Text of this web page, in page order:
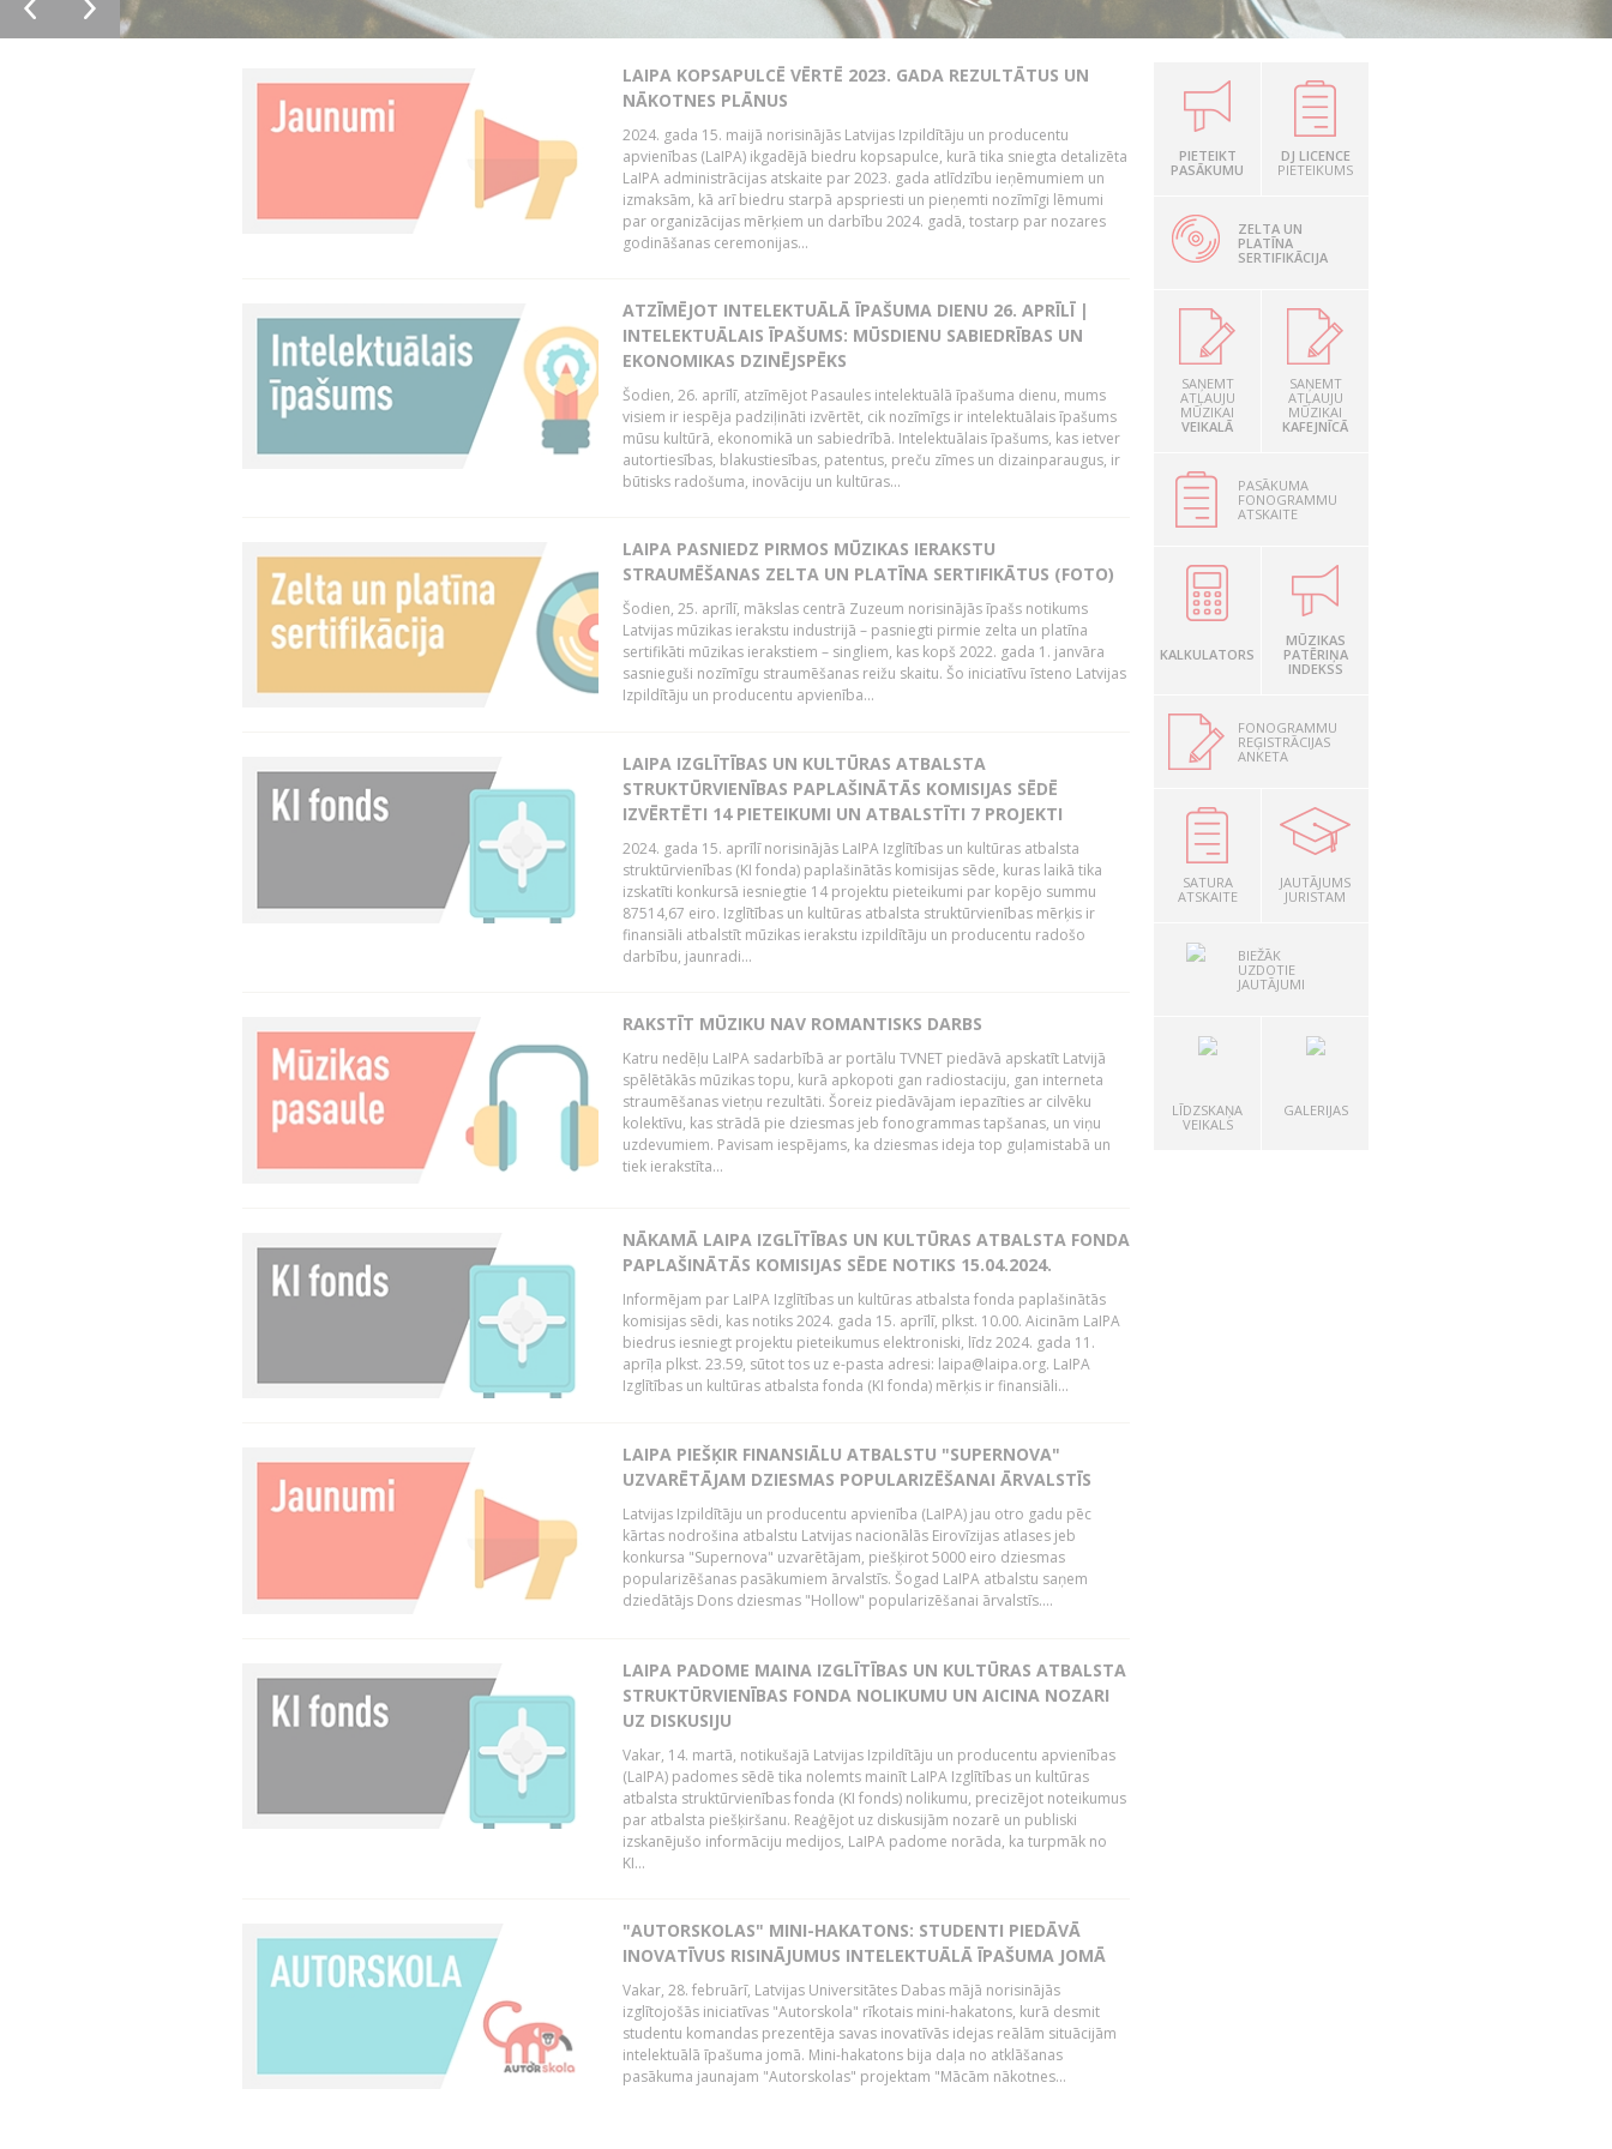
LAIPA KOPSAPULCĒ VĒRTĒ 2023. GADA REZULTĀTUS UN
NĀKOTNES PLĀNUS
2024. gada 15. maijā norisinājās Latvijas Izpildītāju un producentu
apvienības (LaIPA) ikgadējā biedru kopsapulce, kurā tika sniegta detalizēta
LaIPA administrācijas atskaite par 2023. gada atlīdzību ieņēmumiem un
izmaksām, kā arī biedru starpā apspriesti un pieņemti nozīmīgi lēmumi
par organizācijas mērķiem un darbību 2024. gadā, tostarp par nozares
godināšanas ceremonijas...
ATZĪMĒJOT INTELEKTUĀLĀ ĪPAŠUMA DIENU 26. APRĪLĪ |
INTELEKTUĀLAIS ĪPAŠUMS: MŪSDIENU SABIEDRĪBAS UN
EKONOMIKAS DZINĒJSPĒKS
Šodien, 26. aprīlī, atzīmējot Pasaules intelektuālā īpašuma dienu, mums
visiem ir iespēja padziļināti izvērtēt, cik nozīmīgs ir intelektuālais īpašums
mūsu kultūrā, ekonomikā un sabiedrībā. Intelektuālais īpašums, kas ietver
autortiesības, blakustiesības, patentus, preču zīmes un dizainparaugus, ir
būtisks radošuma, inovāciju un kultūras...
LAIPA PASNIEDZ PIRMOS MŪZIKAS IERAKSTU
STRAUMĒŠANAS ZELTA UN PLATĪNA SERTIFIKĀTUS (FOTO)
Šodien, 25. aprīlī, mākslas centrā Zuzeum norisinājās īpašs notikums
Latvijas mūzikas ierakstu industrijā – pasniegti pirmie zelta un platīna
sertifikāti mūzikas ierakstiem – singliem, kas kopš 2022. gada 1. janvāra
sasnieguši nozīmīgu straumēšanas reižu skaitu. Šo iniciatīvu īsteno Latvijas
Izpildītāju un producentu apvienība...
LAIPA IZGLĪTĪBAS UN KULTŪRAS ATBALSTA
STRUKTŪRVIENĪBAS PAPLAŠINĀTĀS KOMISIJAS SĒDĒ
IZVĒRTĒTI 14 PIETEIKUMI UN ATBALSTĪTI 7 PROJEKTI
2024. gada 15. aprīlī norisinājās LaIPA Izglītības un kultūras atbalsta
struktūrvienības (KI fonda) paplašinātās komisijas sēde, kuras laikā tika
izskatīti konkursā iesniegtie 14 projektu pieteikumi par kopējo summu
87514,67 eiro. Izglītības un kultūras atbalsta struktūrvienības mērķis ir
finansiāli atbalstīt mūzikas ierakstu izpildītāju un producentu radošo
darbību, jaunradi...
RAKSTĪT MŪZIKU NAV ROMANTISKS DARBS
Katru nedēļu LaIPA sadarbībā ar portālu TVNET piedāvā apskatīt Latvijā
spēlētākās mūzikas topu, kurā apkopoti gan radiostaciju, gan interneta
straumēšanas vietņu rezultāti. Šoreiz piedāvājam iepazīties ar cilvēku
kolektīvu, kas strādā pie dziesmas jeb fonogrammas tapšanas, un viņu
uzdevumiem. Pavisam iespējams, ka dziesmas ideja top guļamistabā un
tiek ierakstīta...
NĀKAMĀ LAIPA IZGLĪTĪBAS UN KULTŪRAS ATBALSTA FONDA
PAPLAŠINĀTĀS KOMISIJAS SĒDE NOTIKS 15.04.2024.
Informējam par LaIPA Izglītības un kultūras atbalsta fonda paplašinātās
komisijas sēdi, kas notiks 2024. gada 15. aprīlī, plkst. 10.00. Aicinām LaIPA
biedrus iesniegt projektu pieteikumus elektroniski, līdz 2024. gada 11.
aprīļa plkst. 23.59, sūtot tos uz e-pasta adresi: laipa@laipa.org. LaIPA
Izglītības un kultūras atbalsta fonda (KI fonda) mērķis ir finansiāli...
LAIPA PIEŠĶIR FINANSIĀLU ATBALSTU "SUPERNOVA"
UZVARĒTĀJAM DZIESMAS POPULARIZĒŠANAI ĀRVALSTĪS
Latvijas Izpildītāju un producentu apvienība (LaIPA) jau otro gadu pēc
kārtas nodrošina atbalstu Latvijas nacionālās Eirovīzijas atlases jeb
konkursa "Supernova" uzvarētājam, piešķirot 5000 eiro dziesmas
popularizēšanas pasākumiem ārvalstīs. Šogad LaIPA atbalstu saņem
dziedātājs Dons dziesmas "Hollow" popularizēšanai ārvalstīs....
LAIPA PADOME MAINA IZGLĪTĪBAS UN KULTŪRAS ATBALSTA
STRUKTŪRVIENĪBAS FONDA NOLIKUMU UN AICINA NOZARI
UZ DISKUSIJU
Vakar, 14. martā, notikušajā Latvijas Izpildītāju un producentu apvienības
(LaIPA) padomes sēdē tika nolemts mainīt LaIPA Izglītības un kultūras
atbalsta struktūrvienības fonda (KI fonds) nolikumu, precizējot noteikumus
par atbalsta piešķiršanu. Reaģējot uz diskusijām nozarē un publiski
izskanējušo informāciju medijos, LaIPA padome norāda, ka turpmāk no
KI...
"AUTORSKOLAS" MINI-HAKATONS: STUDENTI PIEDĀVĀ
INOVATĪVUS RISINĀJUMUS INTELEKTUĀLĀ ĪPAŠUMA JOMĀ
Vakar, 28. februārī, Latvijas Universitātes Dabas mājā norisinājās
izglītojošās iniciatīvas "Autorskola" rīkotais mini-hakatons, kurā desmit
studentu komandas prezentēja savas inovatīvās idejas reālām situācijām
intelektuālā īpašuma jomā. Mini-hakatons bija daļa no atklāšanas
pasākuma jaunajam "Autorskolas" projektam "Mācām nākotnes...
PIETEIKT
PASĀKUMU
DJ LICENCE
PIETEIKUMS
ZELTA UN
PLATĪNA
SERTIFIKĀCIJA
SAŅEMT
ATĻAUJU
MŪZIKAI
VEIKALĀ
SAŅEMT
ATĻAUJU
MŪZIKAI
KAFEJNĪCĀ
PASĀKUMA
FONOGRAMMU
ATSKAITE
KALKULATORS
MŪZIKAS
PATĒRIŅA
INDEKSS
FONOGRAMMU
REĢISTRĀCIJAS
ANKETA
SATURA
ATSKAITE
JAUTĀJUMS
JURISTAM
BIEŽĀK
UZDOTIE
JAUTĀJUMI
LĪDZSKAŅA
VEIKALS
GALERIJAS